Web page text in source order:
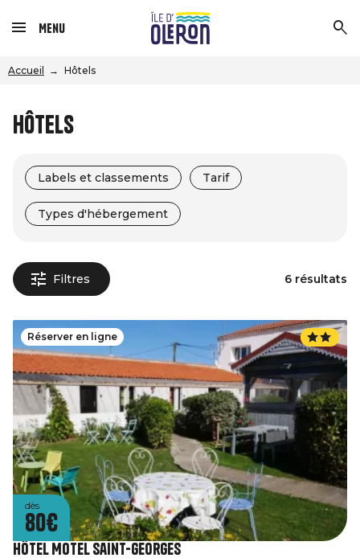
Menu
Accueil Hôtels
Hôtels
Labels et classements Tarif
Types d'hébergement
Filtres 6 résultats
Réserver en ligne
dès
80€
Hôtel Motel Saint-Georges